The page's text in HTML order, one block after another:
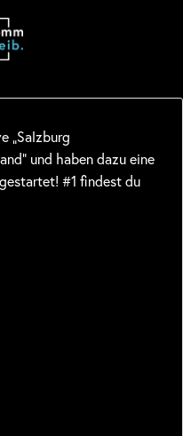
„Salzburg
und haben dazu eine
#1 findest du